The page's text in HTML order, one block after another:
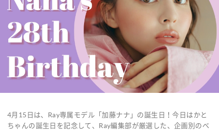
4月15日は、Ray専属モデル「加藤ナナ」の誕生日！今日はかと
ちゃんの誕生日を記念して、Ray編集部が厳選した、企画別のベ